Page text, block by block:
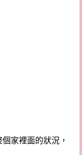
家裡面的狀況，